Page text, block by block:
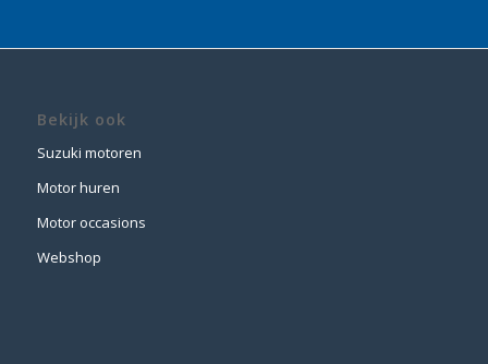
Bekijk ook
Suzuki motoren
Motor huren
Motor occasions
Webshop